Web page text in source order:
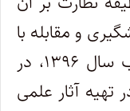
و مقابله با
تقلب در تهیه آثار علمی مصوب سال ۱۳۹۶، در
تهیه آثار علمی